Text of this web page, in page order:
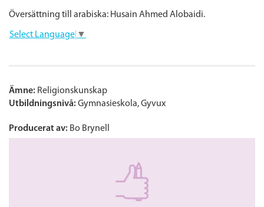
Översättning till arabiska: Husain Ahmed Alobaidi.
Select Language ▼
Ämne: Religionskunskap
Utbildningsnivå: Gymnasieskola Gyvux
Producerat av: Bo Brynell